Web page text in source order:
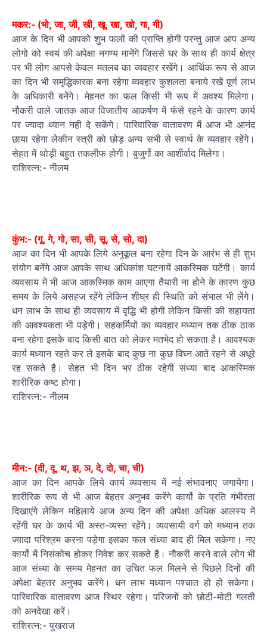
मकर:- (भो, जा, जी, खी, खू, खा, खो, गा, गी)
आज के दिन भी आपको शुभ फलों की प्राप्ति होगी परन्तु आज आप अन्य
लोगो को स्वयं की अपेक्षा नगण्य मानेंगे जिससे घर के साथ ही कार्य क्षेत्र
पर भी लोग आपसे केवल मतलब का व्यवहार रखेंगे। आर्थिक रूप से आज
का दिन भी समृद्धिकारक बना रहेगा व्यवहार कुशलता बनाये रखें पूर्ण लाभ
के अधिकारी बनेंगे। मेहनत का फल किसी भी रूप में अवश्य मिलेगा।
नौकरी वाले जातक आज विजातीय आकर्षण में फंसे रहने के कारण कार्य
पर ज्यादा ध्यान नही दे सकेंगे। पारिवारिक वातावरण में आज भी आनंद
छाया रहेगा लेकीन स्त्री को छोड़ अन्य सभी से स्वार्थ के व्यवहार रहेंगे।
सेहत में थोड़ी बहुत तकलीफ होगी। बुजुर्गो का आशीर्वाद मिलेगा।
राशिरत्न:- नीलम
कुंभ:- (गू, गे, गो, सा, सी, सू, से, सो, दा)
आज का दिन भी आपके लिये अनुकूल बना रहेगा दिन के आरंभ से ही शुभ
संयोग बनेंगे आज आपके साथ अधिकांश घटनायें आकस्मिक घटेंगी। कार्य
व्यवसाय में भी आज आकस्मिक काम आएगा तैयारी ना होने के कारण कुछ
समय के लिये असहज रहेंगे लेकिन शीघ्र ही स्थिति को संभाल भी लेंगे।
धन लाभ के साथ ही व्यवसाय में वृद्धि भी होगी लेकिन किसी की सहायता
की आवश्यकता भी पड़ेगी। सहकर्मियों का व्यवहार मध्यान तक ठीक ठाक
बना रहेगा इसके बाद किसी बात को लेकर मतभेद हो सकता है। आवश्यक
कार्य मध्यान रहते कर ले इसके बाद कुछ ना कुछ विघ्न आते रहने से अधूरे
रह सकते है। सेहत भी दिन भर ठीक रहेगी संध्या बाद आकस्मिक
शारीरिक कष्ट होगा।
राशिरत्न:- नीलम
मीन:- (दी, दू, थ, झ, ञ, दे, दो, चा, ची)
आज का दिन आपके लिये कार्य व्यवसाय में नई संभावनाए जगायेगा।
शारीरिक रूप से भी आज बेहतर अनुभव करेंगे कार्यो के प्रति गंभीरता
दिखाएंगे लेकिन महिलाये आज अन्य दिन की अपेक्षा अधिक आलस्य में
रहेंगी घर के कार्य भी अस्त-व्यस्त रहेंगे। व्यवसायी वर्ग को मध्यान तक
ज्यादा परिश्रम करना पड़ेगा इसका फल संध्या बाद ही मिल सकेगा। नए
कार्यो में निसंकोच होकर निवेश कर सकते है। नौकरी करने वाले लोग भी
आज संध्या के समय मेहनत का उचित फल मिलने से पिछले दिनों की
अपेक्षा बेहतर अनुभव करेंगे। धन लाभ मध्यान पश्चात हो हो सकेगा।
पारिवारिक वातावरण आज स्थिर रहेगा। परिजनों को छोटी-मोटी गलती
को अनदेखा करें।
राशिरत्न:- पुखराज